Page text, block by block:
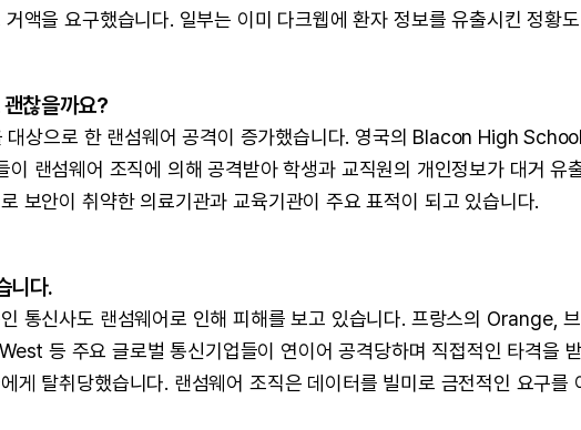
액을 요구했습니다. 일부는 이미 다크웹에 환자 정보를 유출시킨 정황
찮을까요?
대상으로 한 랜섬웨어 공격이 증가했습니다. 영국의 Blacon High
랜섬웨어 조직에 의해 공격받아 학생과 교직원의 개인정보가 대거 유
보안이 취약한 의료기관과 교육기관이 주요 표적이 되고 있습니다.
니다.
통신사도 랜섬웨어로 인해 피해를 보고 있습니다. 프랑스의 Orange,
등 주요 글로벌 통신기업들이 연이어 공격당하며 직접적인 타격을
게 탈취당했습니다. 랜섬웨어 조직은 데이터를 빌미로 금전적인 요구를